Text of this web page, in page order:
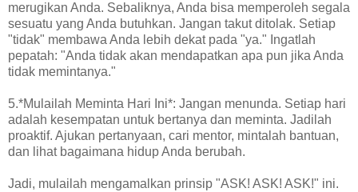
merugikan Anda. Sebaliknya, Anda bisa memperoleh segala
sesuatu yang Anda butuhkan. Jangan takut ditolak. Setiap
"tidak" membawa Anda lebih dekat pada "ya." Ingatlah
pepatah: "Anda tidak akan mendapatkan apa pun jika Anda
tidak memintanya."
5.*Mulailah Meminta Hari Ini*: Jangan menunda. Setiap hari
adalah kesempatan untuk bertanya dan meminta. Jadilah
proaktif. Ajukan pertanyaan, cari mentor, mintalah bantuan,
dan lihat bagaimana hidup Anda berubah.
Jadi, mulailah mengamalkan prinsip "ASK! ASK! ASK!" ini.